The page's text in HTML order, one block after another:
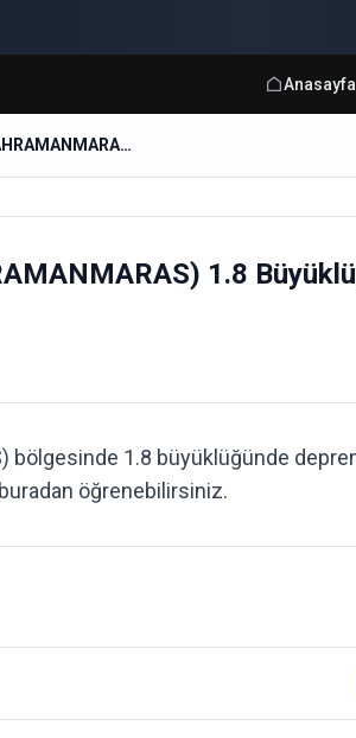
Anasayfa
MAKSUTUSAGI-PAZARCIK (KAHRAMANMARAS) 1.8 Büyüklüğünde Deprem
1.8
bölgesinde 1.8 büyüklüğünde
öğrenebilirsiniz.